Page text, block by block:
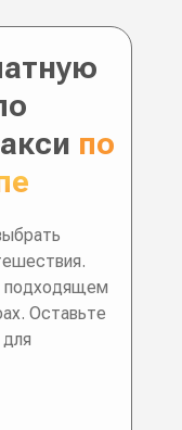
по
подходящем
Оставьте